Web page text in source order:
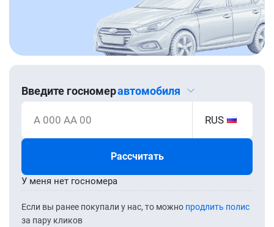
Введите госномеравтомобиля
А 000 АА 00 RUS
Рассчитать
Если вы ранее покупали у нас, то можно продлить полис
за пару кликов
У меня нет госномера